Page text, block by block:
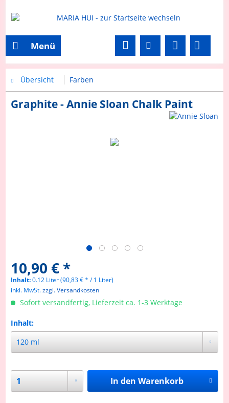
Menü
Übersicht Farben
Graphite - Annie Sloan Chalk Paint
10,90 € *
Inhalt:0.12 Liter (90,83 € * / 1 Liter)
inkl. MwSt.zzgl. Versandkosten
Sofort versandfertig, Lieferzeit ca. 1-3 Werktage
Inhalt:
In den Warenkorb